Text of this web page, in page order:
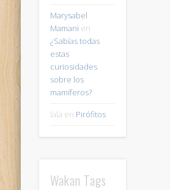
Marysabel
Mamani en
¿Sabías todas
estas
curiosidades
sobre los
mamíferos?
lala en Pirófitos
Wakan Tags